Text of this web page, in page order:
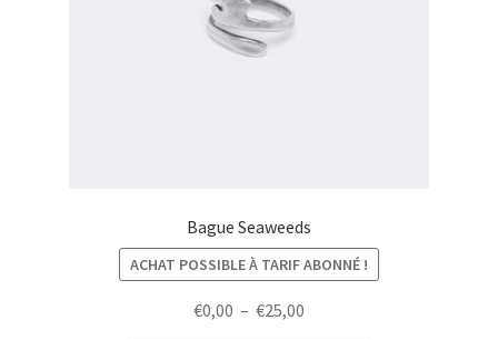
Bague Seaweeds
ACHAT POSSIBLE À TARIF ABONNÉ !
€0,00 – €25,00